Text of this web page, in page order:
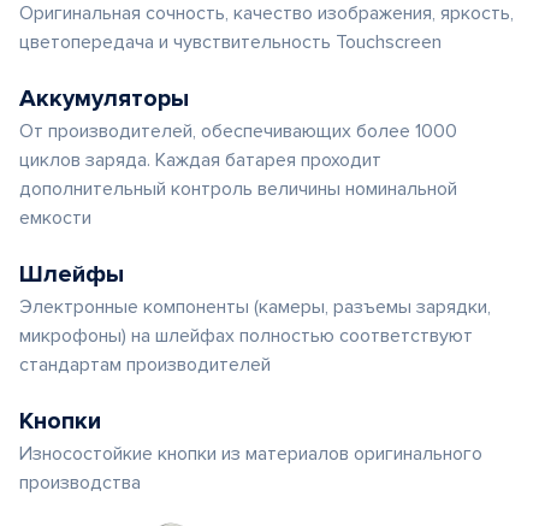
Оригинальная сочность, качество изображения, яркость,
цветопередача и чувствительность Touchscreen
Аккумуляторы
От производителей, обеспечивающих более 1000
циклов заряда. Каждая батарея проходит
дополнительный контроль величины номинальной
емкости
Шлейфы
Электронные компоненты (камеры, разъемы зарядки,
микрофоны) на шлейфах полностью соответствуют
стандартам производителей
Кнопки
Износостойкие кнопки из материалов оригинального
производства